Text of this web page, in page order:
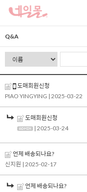
Q&A
도매회원신청
PIAO YINGYING | 2025-03-22
도매회원신청
| 2025-03-24
언제 배송되나요?
신지원 | 2025-02-17
언제 배송되나요?